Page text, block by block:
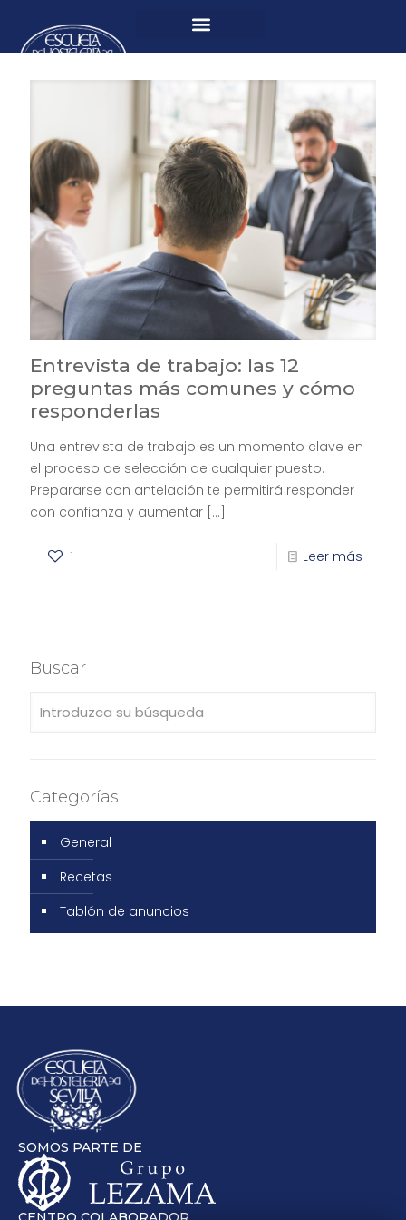
Entrevista de trabajo: las 12
preguntas más comunes y cómo
responderlas
Una entrevista de trabajo es un momento clave en
el proceso de selección de cualquier puesto.
Prepararse con antelación te permitirá responder
con confianza y aumentar […]
1 Leer más
Buscar
Categorías
General
Recetas
Tablón de anuncios
SOMOS PARTE DE